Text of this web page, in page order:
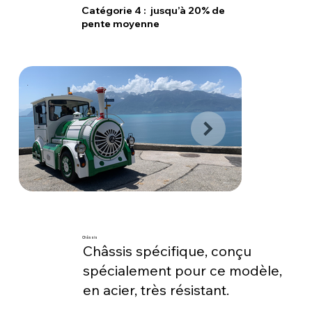
Catégorie 4 : jusqu’à 20% de
pente moyenne
Châssis
Châssis spécifique, conçu
spécialement pour ce modèle,
en acier, très résistant.